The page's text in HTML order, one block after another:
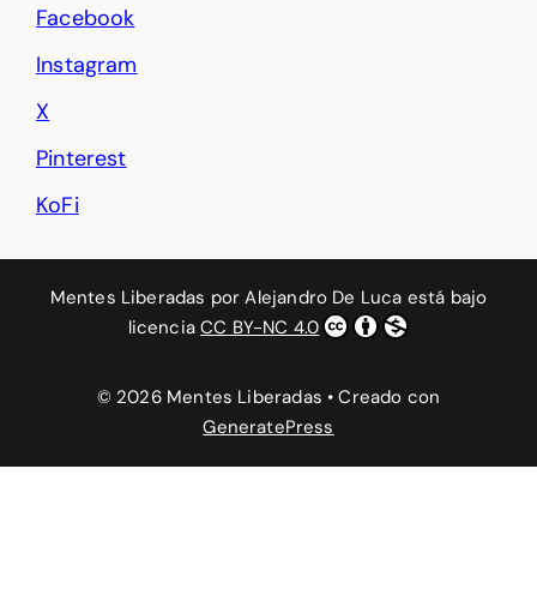
Facebook
Instagram
X
Pinterest
KoFi
Mentes Liberadas porAlejandro De Luca está bajo
licenciaCC BY-NC 4.0
© 2026 Mentes Liberadas • Creado con
GeneratePress